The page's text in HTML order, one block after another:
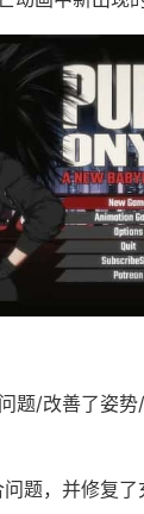
题/改善了姿
题，并修复了